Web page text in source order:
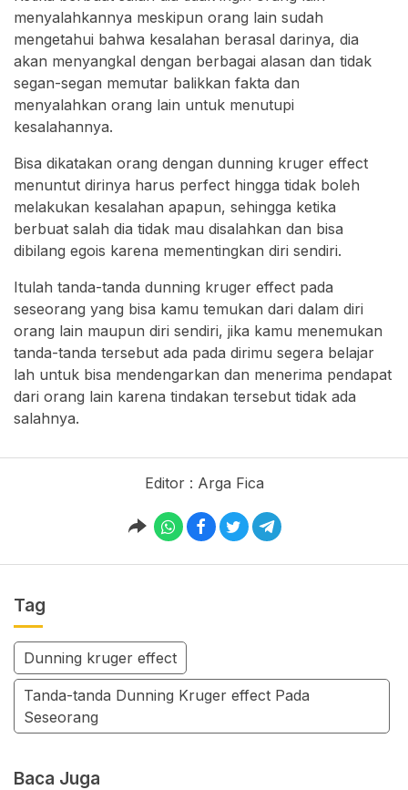
menyalahkannya meskipun orang lain sudah
mengetahui bahwa kesalahan berasal darinya, dia
akan menyangkal dengan berbagai alasan dan tidak
segan-segan memutar balikkan fakta dan
menyalahkan orang lain untuk menutupi
kesalahannya.
Bisa dikatakan orang dengan dunning kruger effect
menuntut dirinya harus perfect hingga tidak boleh
melakukan kesalahan apapun, sehingga ketika
berbuat salah dia tidak mau disalahkan dan bisa
dibilang egois karena mementingkan diri sendiri.
Itulah tanda-tanda dunning kruger effect pada
seseorang yang bisa kamu temukan dari dalam diri
orang lain maupun diri sendiri, jika kamu menemukan
tanda-tanda tersebut ada pada dirimu segera belajar
lah untuk bisa mendengarkan dan menerima pendapat
dari orang lain karena tindakan tersebut tidak ada
salahnya.
Editor : Arga Fica
Tag
Dunning kruger effect
Tanda-tanda Dunning Kruger effect Pada
Seseorang
Baca Juga